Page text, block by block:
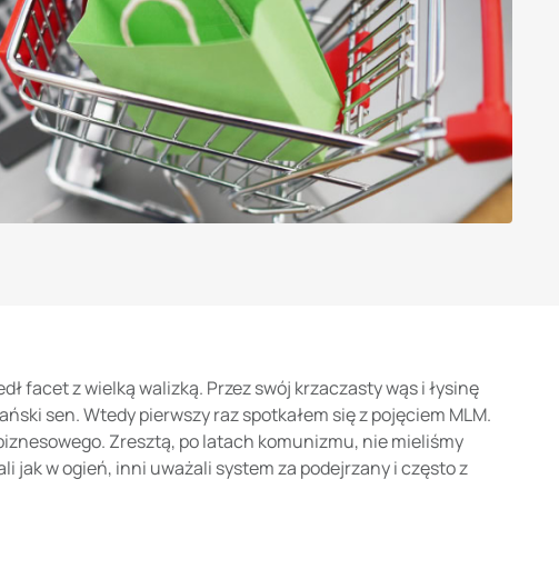
facet z wielką walizką. Przez swój krzaczasty wąs i łysinę
sen. Wtedy pierwszy raz spotkałem się z pojęciem MLM.
Zresztą, po latach komunizmu, nie mieliśmy
jak w ogień, inni uważali system za podejrzany i często z